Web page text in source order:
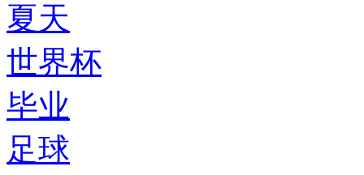
夏天
世界杯
毕业
足球